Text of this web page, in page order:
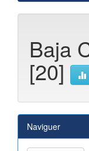
Baja
[20]
Naviguer